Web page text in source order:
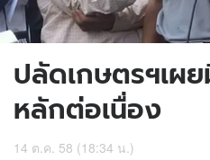
ปลัดเกษตรฯเผย
หลักต่อเนื่อง
14 ต.ค. 58 (18:34 น.)